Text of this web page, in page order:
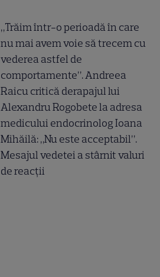
„Trăim într-o perioadă în care
nu mai avem voie să trecem cu
vederea astfel de
comportamente”. Andreea
Raicu critică derapajul lui
Alexandru Rogobete la adresa
medicului endocrinolog Ioana
Mihăilă: „Nu este acceptabil”.
Mesajul vedetei a stârnit valuri
de reacții